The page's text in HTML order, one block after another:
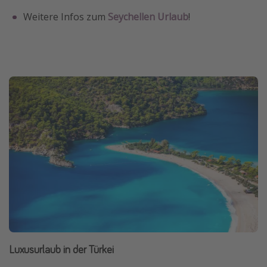
Weitere Infos zum Seychellen Urlaub!
Luxusurlaub in der Türkei